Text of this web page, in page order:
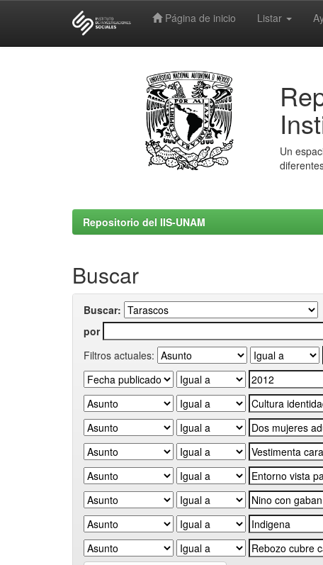
Página de inicio Listar
Un
Repositorio del IIS-UNAM
Buscar
Buscar:
por
Filtros actuales: